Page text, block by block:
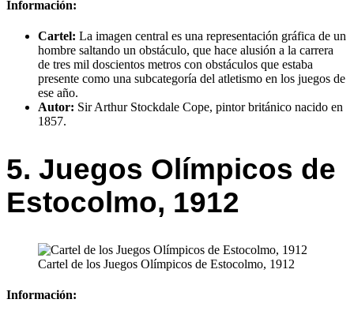
Información:
Cartel: La imagen central es una representación gráfica de un
hombre saltando un obstáculo, que hace alusión a la carrera
de tres mil doscientos metros con obstáculos que estaba
presente como una subcategoría del atletismo en los juegos de
ese año.
Autor: Sir Arthur Stockdale Cope, pintor británico nacido en
1857.
5. Juegos Olímpicos de
Estocolmo, 1912
Cartel de los Juegos Olímpicos de Estocolmo, 1912
Información: